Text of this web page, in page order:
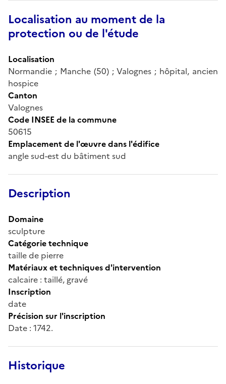
Localisation au moment de la
protection ou de l'étude
Localisation
Normandie ; Manche (50) ; Valognes ; hôpital, ancien
hospice
Canton
Valognes
Code INSEE de la commune
50615
Emplacement de l'œuvre dans l'édifice
angle sud-est du bâtiment sud
Description
Domaine
sculpture
Catégorie technique
taille de pierre
Matériaux et techniques d'intervention
calcaire : taillé, gravé
Inscription
date
Précision sur l'inscription
Date : 1742.
Historique